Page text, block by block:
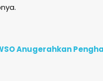
Anugerahkan